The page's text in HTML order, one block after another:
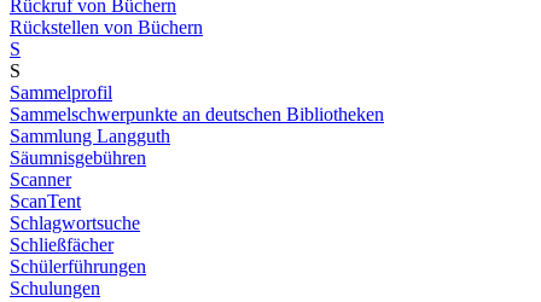
Rückruf von Büchern
Rückstellen von Büchern
S
S
Sammelprofil
Sammelschwerpunkte an deutschen Bibliotheken
Sammlung Langguth
Säumnisgebühren
Scanner
ScanTent
Schlagwortsuche
Schließfächer
Schülerführungen
Schulungen